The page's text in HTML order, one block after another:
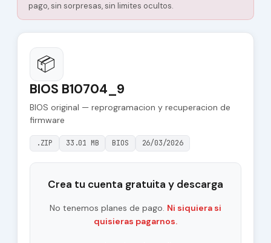
pago, sin sorpresas, sin limites ocultos.
📦
BIOS B10704_9
BIOS original — reprogramacion y recuperacion de
firmware
.ZIP 33.01 MB BIOS 26/03/2026
Crea tu cuenta gratuita y descarga
No tenemos planes de pago. Ni siquiera si
quisieras pagarnos.